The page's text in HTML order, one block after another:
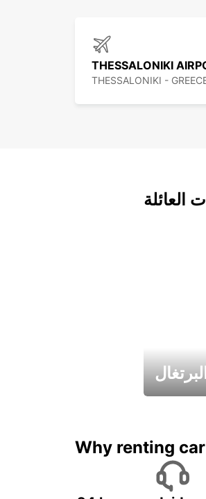
THESSALONIKI
THESSALONIKI -
العائلة
Why renting